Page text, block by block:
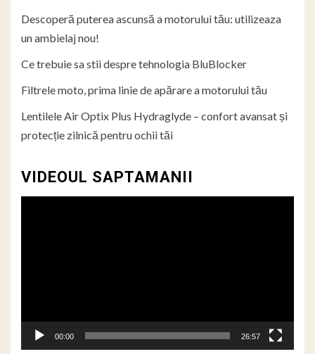
Descoperă puterea ascunsă a motorului tău: utilizeaza
un ambielaj nou!
Ce trebuie sa stii despre tehnologia BluBlocker
Filtrele moto, prima linie de apărare a motorului tău
Lentilele Air Optix Plus Hydraglyde – confort avansat și
protecție zilnică pentru ochii tăi
VIDEOUL SAPTAMANII
00:00 26:57